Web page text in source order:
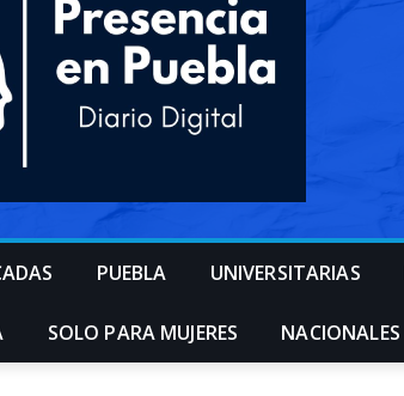
PUEBLA UNIVERSITARIAS
SOLO PARA MUJERES NACIONALES